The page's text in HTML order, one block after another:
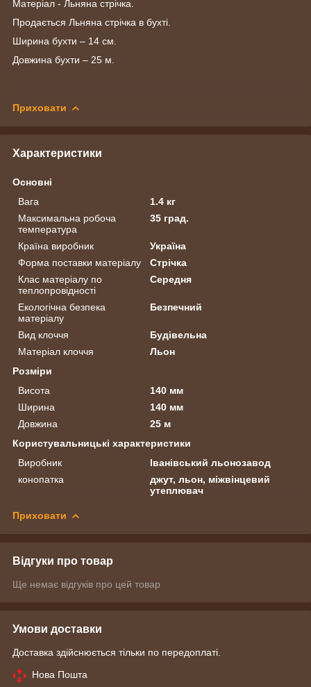
Матеріал - Льняна стрічка.
Продається Льняна стрічка в бухті.
Ширина бухти – 14 см.
Довжина бухти – 25 м.
Приховати
Характеристики
Основні
Вага
1.4 кг
Максимальна робоча
температура
35 град.
Країна виробник
Україна
Форма поставки матеріалу
Стрічка
Клас матеріалу по
теплопровідності
Середня
Екологічна безпека
матеріалу
Безпечний
Вид клоччя
Будівельна
Матеріал клоччя
Льон
Розміри
Висота
140 мм
Ширина
140 мм
Довжина
25 м
Користувальницькі характеристики
Виробник
Іванівський льонозавод
конопатка
джут, льон, міжвінцевий
утеплювач
Приховати
Відгуки про товар
Ще немає відгуків про цей товар
Умови доставки
Доставка здійснюється тільки по передоплаті.
Нова Пошта